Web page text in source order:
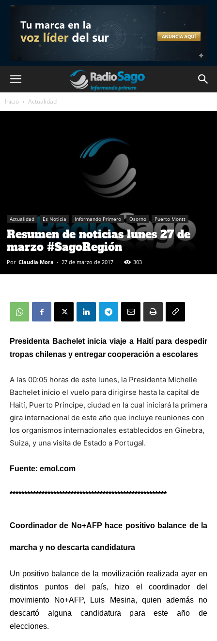
Inicio Actualidad
Actualidad Es Noticia Informando Primero Osorno Puerto Montt
Resumen de noticias lunes 27 de
marzo #SagoRegión
Por Claudia Mora - 27 de marzo de 2017 303
Presidenta Bachelet inicia viaje a Haití para despedir
tropas chilenas y entregar cooperación a escolares
A las 00:05 horas de este lunes, la Presidenta Michelle
Bachelet inicio el vuelo para dirigirse hasta la capital de
Haití, Puerto Principe, ciudad en la cual iniciará la primera
gira internacional de este año que incluye reuniones con
los organismos internacionales establecidos en Ginebra,
Suiza, y una visita de Estado a Portugal.
Fuente: emol.com
******************************************************
Coordinador de No+AFP hace positivo balance de la
marcha y no descarta candidatura
Un positivo balance de la movilización realizada ayer en
distintos puntos del país, hizo el coordinador del
movimiento No+AFP, Luis Mesina, quien además no
descartó alguna candidatura para este año de
elecciones.